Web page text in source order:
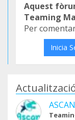
Aquest
Teaming
Per
Inicia